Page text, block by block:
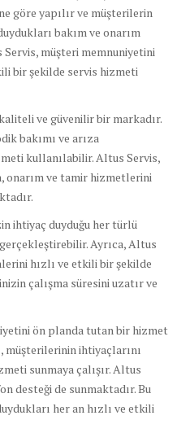
göre yapılır ve müşterilerin
bakım ve onarım
müşteri memnuniyetini
bir şekilde servis hizmeti
ve güvenilir bir markadır.
bakımı ve arıza
kullanılabilir. Altus Servis,
onarım ve tamir hizmetlerini
ihtiyaç duyduğu her türlü
Ayrıca, Altus
hızlı ve etkili bir şekilde
çalışma süresini uzatır ve
ön planda tutan bir hizmet
müşterilerinin ihtiyaçlarını
sunmaya çalışır. Altus
desteği de sunmaktadır. Bu
her an hızlı ve etkili